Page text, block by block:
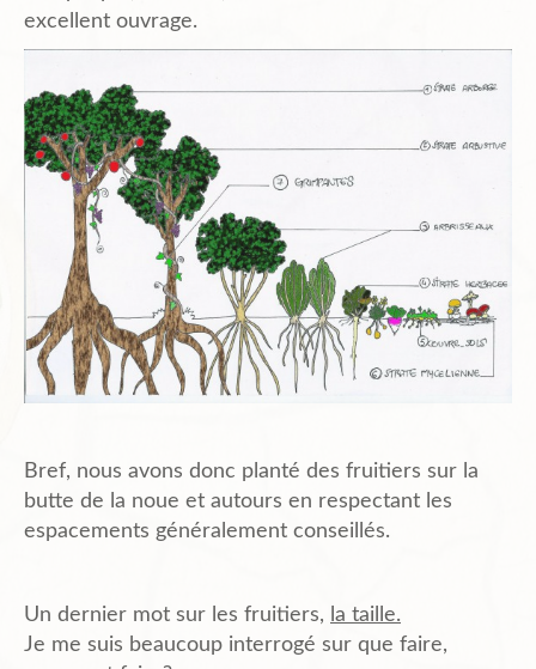
excellent ouvrage.
Bref, nous avons donc planté des fruitiers sur la
butte de la noue et autours en respectant les
espacements généralement conseillés.
Un dernier mot sur les fruitiers, la taille.
Je me suis beaucoup interrogé sur que faire,